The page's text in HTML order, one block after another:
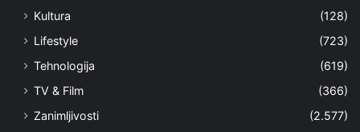
Kultura
(128)
Lifestyle
(723)
Tehnologija
(619)
TV & Film
(366)
Zanimljivosti
(2.577)